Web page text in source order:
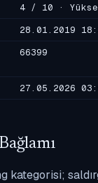
4 / 10 ·
28.01.2019
66399
27.05.2026
kategorisi;